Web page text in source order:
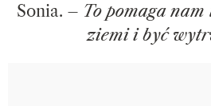
Sonia. – To pomaga
ziemi i być